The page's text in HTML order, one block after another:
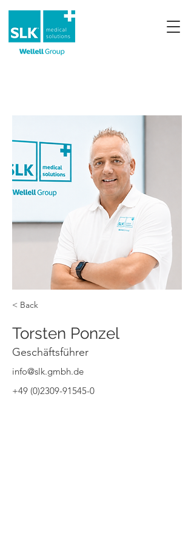
< Back
Torsten Ponzel
Geschäftsführer
info@slk.gmbh.de
+49 (0)2309-91545-0